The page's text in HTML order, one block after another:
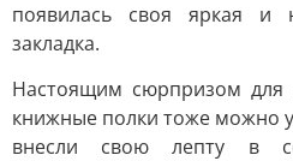
появилась своя яркая и
закладка.
Настоящим сюрпризом
книжные полки тоже можно
внесли свою лепту в